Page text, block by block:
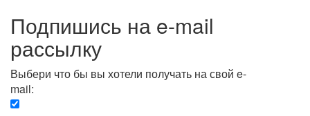
Подпишись на e-mail
рассылку
Выбери что бы вы хотели получать на свой e-
mail: